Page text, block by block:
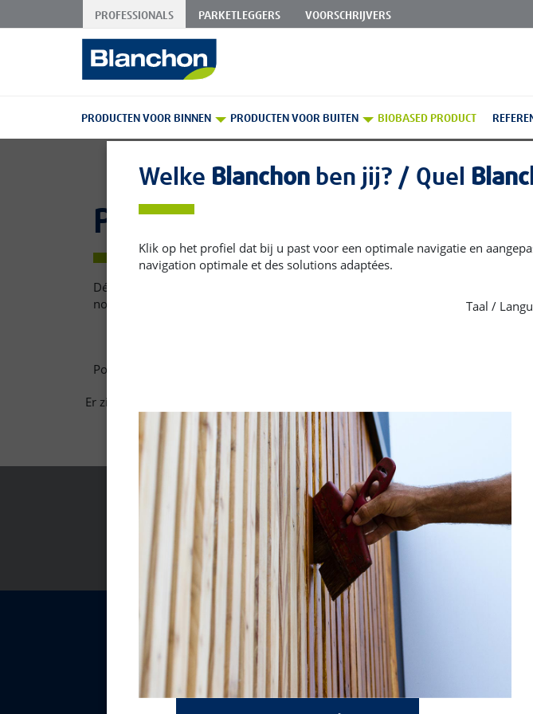
PROFESSIONALS PARKETLEGGERS VOORSCHRIJVERS
PRODUCTEN VOOR BINNEN PRODUCTEN VOOR BUITEN BIOBASED PRODUCT
Homepage
Parquets
Découvrez la gamme Dr. Schutz spécialisée dans l'entretien et de la
nos produits répondent aux besoins des professionnels. Dr. Schutz propose
Pour en apprendre plus sur cette nouvelle gamme, rendez-vous
Welke Blanchon ben jij? / Quel
Klik op het profiel dat bij u past voor een optimale navigatie en
navigation optimale et des solutions adaptées.
Taal /
Er zijn geen producten die overeenkomen met de selectie.
TECHNISCHE GEGEVENSBLADEN
OVER
De